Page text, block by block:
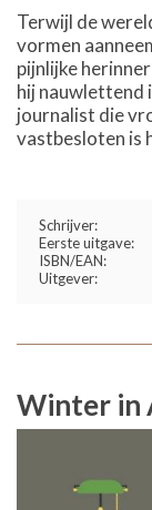
Terwijl de
vormen
pijnlijke
hij nauwlettend
journalist die
vastbesloten is
Schrijver:
Eerste uitgave:
ISBN/EAN:
Uitgever:
Winter in